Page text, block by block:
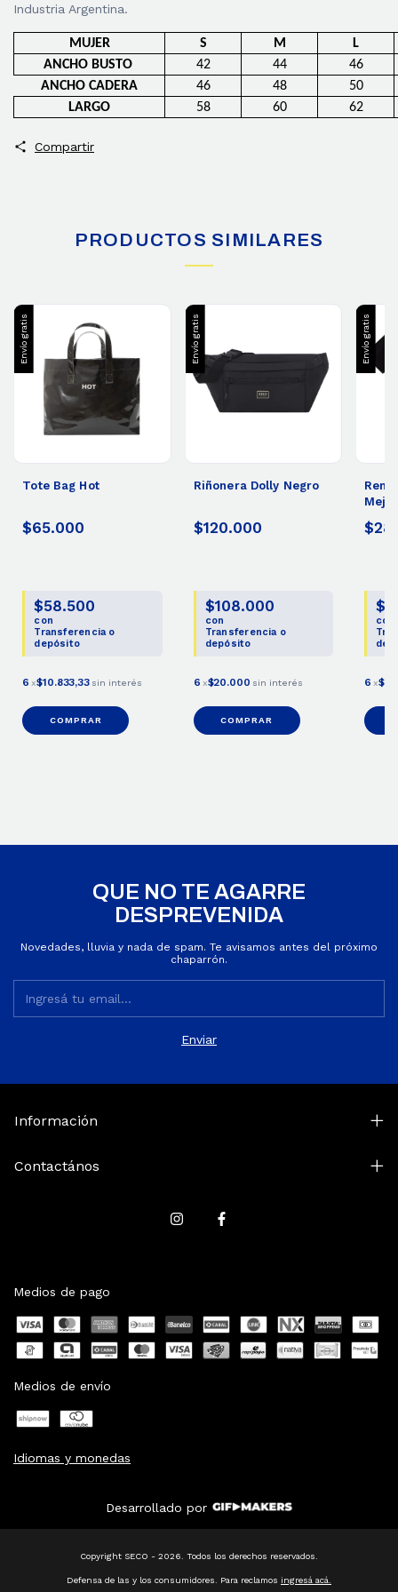
Industria Argentina.
MUJER S M
L
ANCHO BUSTO
42 44
46
ANCHO CADERA
46 48
50
LARGO
58 60 62
Compartir
PRODUCTOS SIMILARES
Envío gratis
Tote Bag Hot
$65.000
$58.500
con
Transferencia o
depósito
6 x$10.833,33 sin interés
COMPRAR
Envío gratis
Riñonera Dolly Negro
$120.000
$108.000
con
Transferencia o
depósito
6 x$20.000 sin interés
COMPRAR
Envío gratis
con
6 x
QUE NO TE AGARRE
DESPREVENIDA
Novedades, lluvia y nada de spam. Te avisamos antes del próximo
chaparrón.
Información
Contactános
Medios de pago
Medios de envío
Idiomas y monedas
Desarrollado por
Copyright SECO - 2026. Todos los derechos reservados.
Defensa de las y los consumidores. Para reclamos ingresá acá.